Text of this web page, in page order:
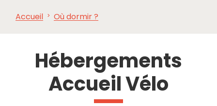
Accueil Où dormir ?
Hébergements
Accueil Vélo